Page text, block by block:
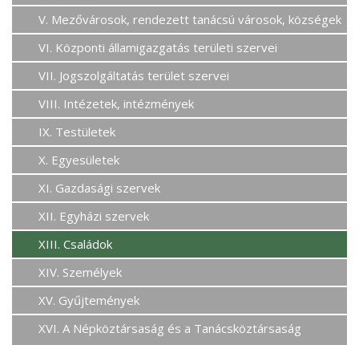
V. Mezővárosok, rendezett tanácsú városok, községek
VI. Központi államigazgatás területi szervei
VII. Jogszolgáltatás terület szervei
VIII. Intézetek, intézmények
IX. Testületek
X. Egyesületek
XI. Gazdasági szervek
XII. Egyházi szervek
XIII. Családok
XIV. Személyek
XV. Gyűjtemények
XVI. A Népköztársaság és a Tanácsköztársaság